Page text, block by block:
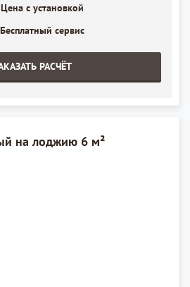
Цена с установкой
Бесплатный сервис
РАСЧЁТ
на лоджию 6 м²